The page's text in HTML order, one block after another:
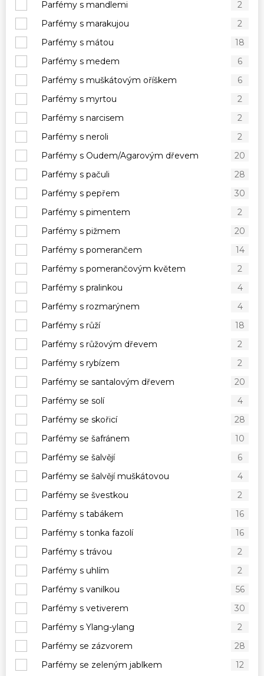
Parfémy s mandlemi
2
Parfémy s marakujou
2
Parfémy s mátou
18
Parfémy s medem
6
Parfémy s muškátovým oříškem
6
Parfémy s myrtou
2
Parfémy s narcisem
2
Parfémy s neroli
2
Parfémy s Oudem/Agarovým dřevem
20
Parfémy s pačuli
28
Parfémy s pepřem
30
Parfémy s pimentem
2
Parfémy s pižmem
20
Parfémy s pomerančem
14
Parfémy s pomerančovým květem
2
Parfémy s pralinkou
4
Parfémy s rozmarýnem
4
Parfémy s růží
18
Parfémy s růžovým dřevem
2
Parfémy s rybízem
2
Parfémy se santalovým dřevem
20
Parfémy se solí
4
Parfémy se skořicí
28
Parfémy se šafránem
10
Parfémy se šalvějí
6
Parfémy se šalvějí muškátovou
4
Parfémy se švestkou
2
Parfémy s tabákem
16
Parfémy s tonka fazolí
16
Parfémy s trávou
2
Parfémy s uhlím
2
Parfémy s vanilkou
56
Parfémy s vetiverem
30
Parfémy s Ylang-ylang
2
Parfémy se zázvorem
28
Parfémy se zeleným jablkem
12